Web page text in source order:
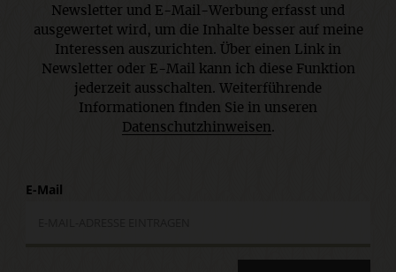
Newsletter und E-Mail-Werbung erfasst und
ausgewertet wird, um die Inhalte besser auf meine
Interessen auszurichten. Über einen Link in
Newsletter oder E-Mail kann ich diese Funktion
jederzeit ausschalten. Weiterführende
Informationen finden Sie in unseren
Datenschutzhinweisen.
E-Mail